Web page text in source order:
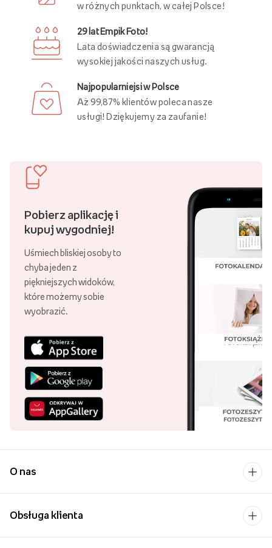
w różnych punktach, w całej Polsce!
29 lat Empik Foto!
Lata doświadczenia są gwarancją
wysokiej jakości naszych usług.
Najpopularniejsi w Polsce
Aż 99,87% klientów poleca nasze
usługi! Dziękujemy za zaufanie!
Pobierz aplikację i
kupuj wygodniej!
Uśmiech bliskiej osoby to
chyba jeden z
piękniejszych widoków,
które możemy sobie
wyobrazić.
O nas
Obsługa klienta